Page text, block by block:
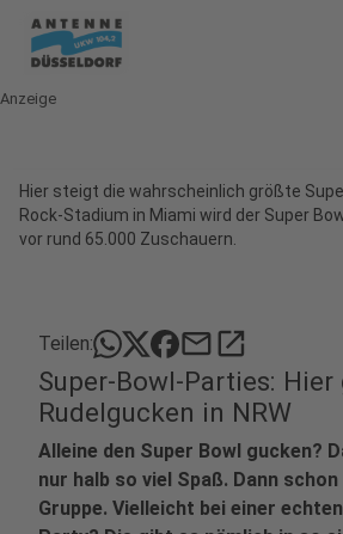
Anzeige
Hier steigt die wahrscheinlich größte
Rock-Stadium in Miami wird der Super
vor rund 65.000 Zuschauern.
Teilen: mailopen_in_new
Super-Bowl-Parties: Hier
Rudelgucken in NRW
Alleine den Super Bowl gucken?
nur halb so viel Spaß. Dann
Gruppe. Vielleicht bei einer